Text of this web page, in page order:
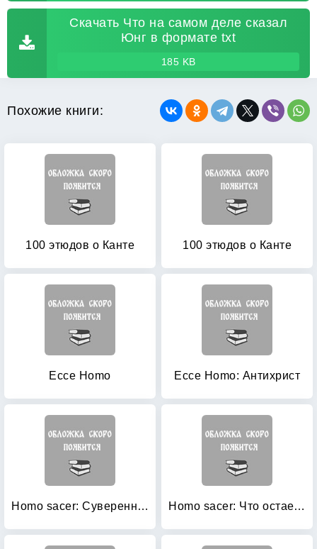
Скачать Что на самом деле сказал
Юнг в формате txt
185 KB
Похожие книги:
100 этюдов о Канте 100 этюдов о Канте
Ecce Homo Ecce Homo: Антихрист
Homo sacer: Суверенная власть и голая жизнь Homo sacer: Что остается после Освенцима. Архив и свидетель